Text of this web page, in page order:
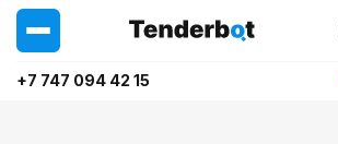
+7 747 094 42 15